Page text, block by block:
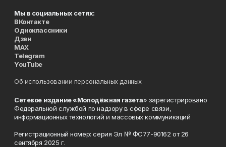
Мы в социальных сетях:
ВКонтакте
Одноклассники
Дзен
MAX
Telegram
YouTube
Об использовании персональных данных
Сетевое издание «Молодёжная газета» зарегистрировано
Федеральной службой по надзору в сфере связи,
информационных технологий и массовых коммуникаций
Регистрационный номер: серия Эл № ФС77-90162 от 26
сентября 2025 г.